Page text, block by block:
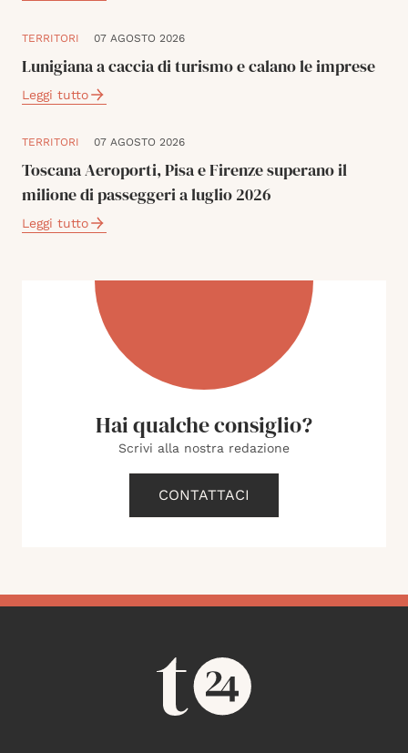
TERRITORI 07 AGOSTO 2026
Lunigiana a caccia di turismo e calano le imprese
Leggi tutto
TERRITORI 07 AGOSTO 2026
Toscana Aeroporti, Pisa e Firenze superano il
milione di passeggeri a luglio 2026
Leggi tutto
Hai qualche consiglio?
Scrivi alla nostra redazione
CONTATTACI